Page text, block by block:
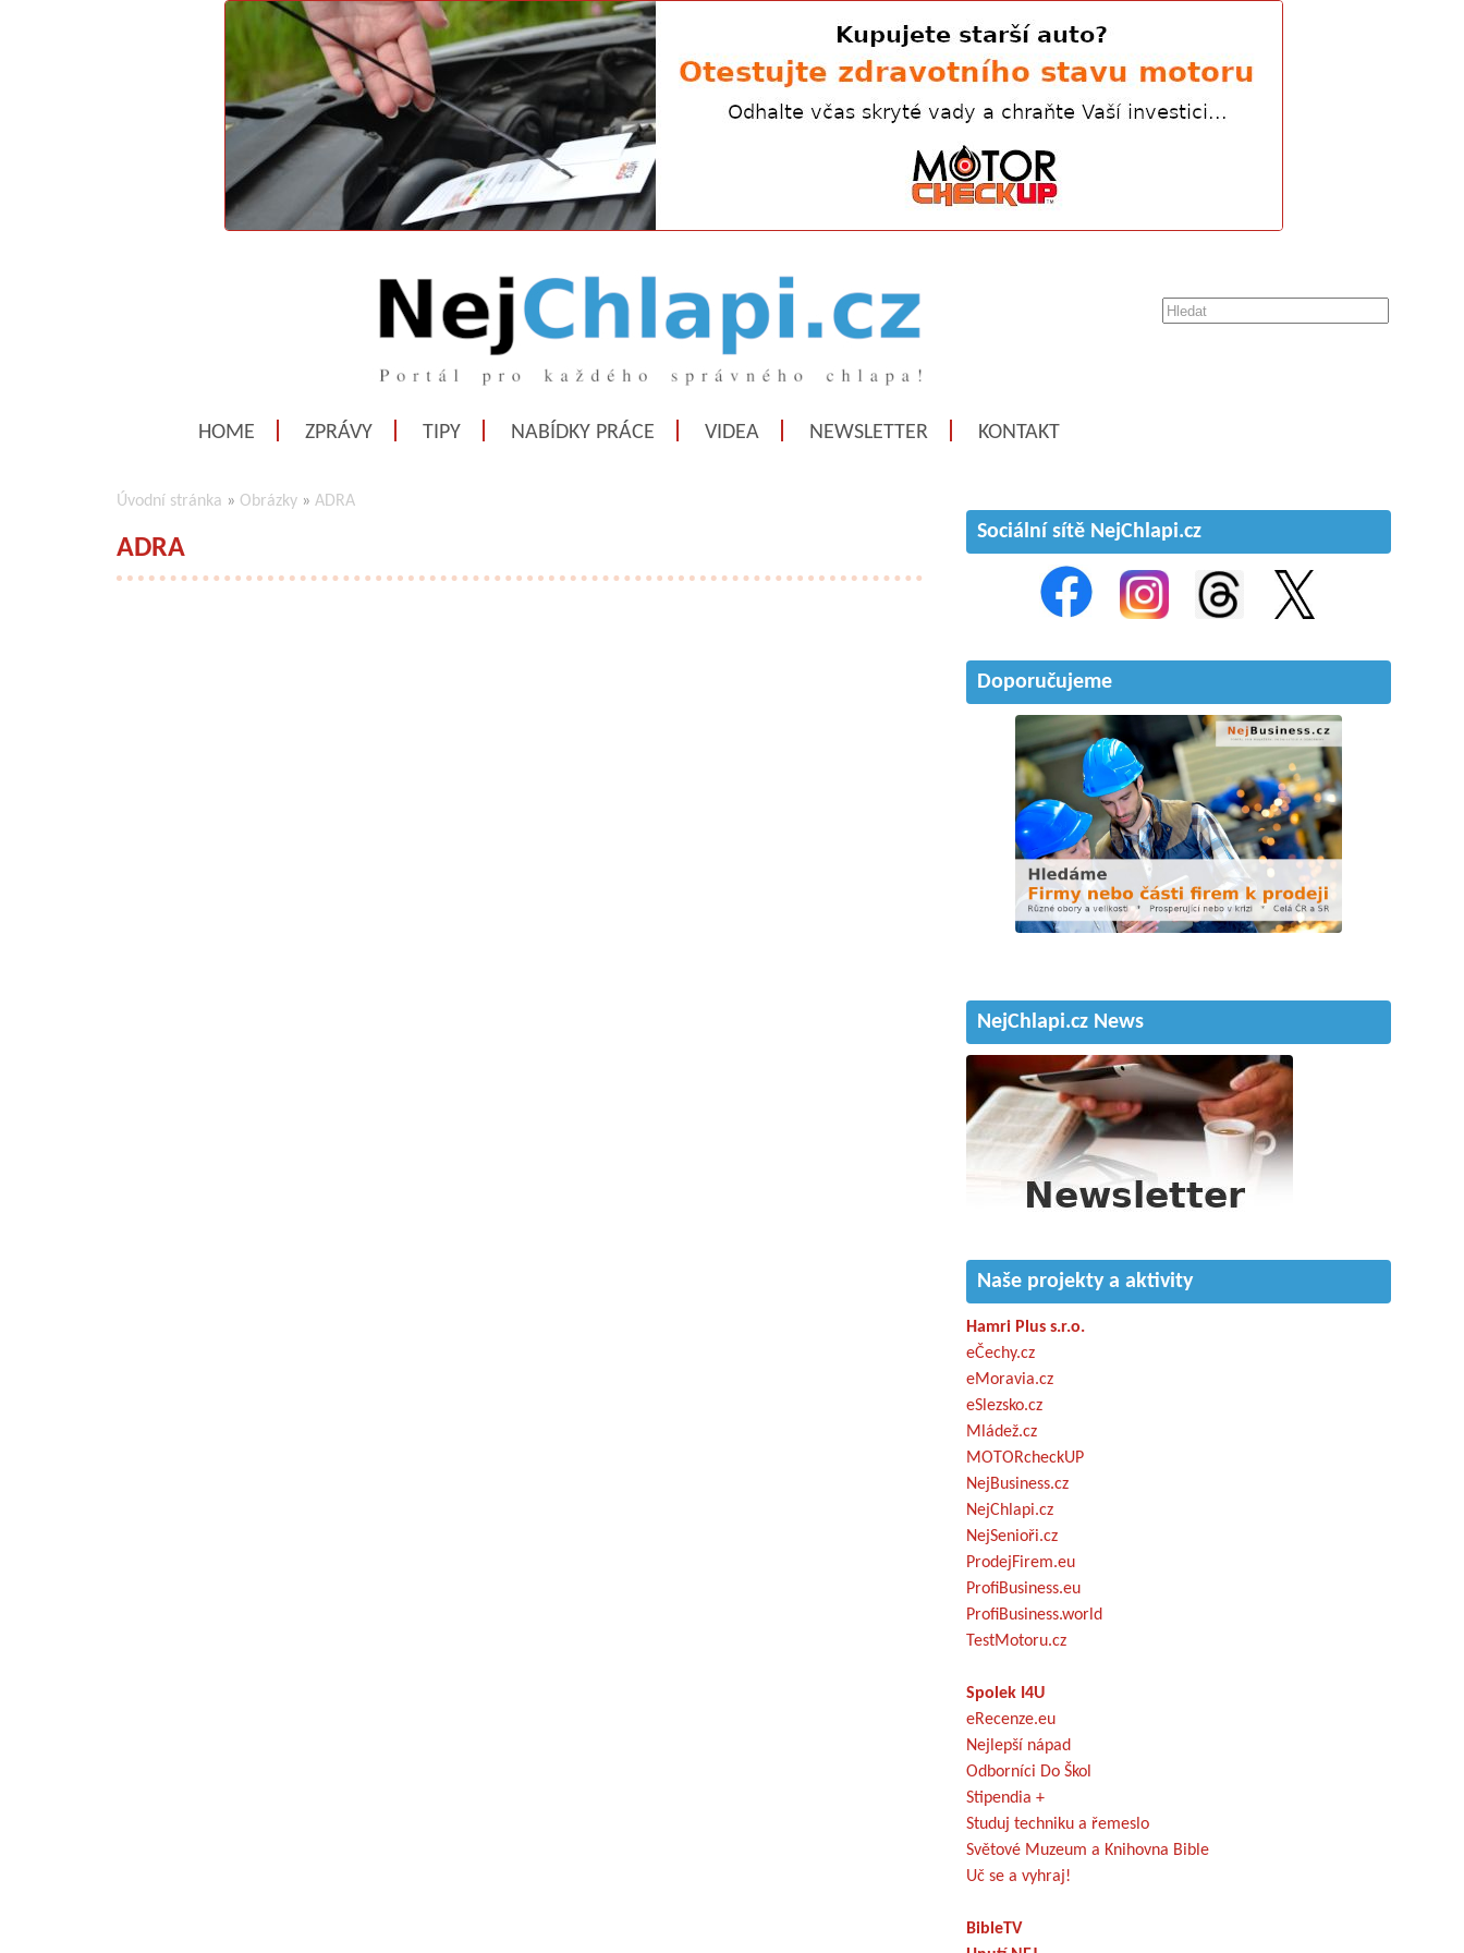
HOME ZPRÁVY TIPY NABÍDKY PRÁCE VIDEA NEWSLETTER KONTAKT
Úvodní stránka » Obrázky » ADRA
ADRA
Sociální sítě NejChlapi.cz
Doporučujeme
NejChlapi.cz News
Naše projekty a aktivity
Hamri Plus s.r.o.
eČechy.cz
eMoravia.cz
eSlezsko.cz
Mládež.cz
MOTORcheckUP
NejBusiness.cz
NejChlapi.cz
NejSenioři.cz
ProdejFirem.eu
ProfiBusiness.eu
ProfiBusiness.world
TestMotoru.cz
Spolek I4U
eRecenze.eu
Nejlepší nápad
Odborníci Do Škol
Stipendia +
Studuj techniku a řemeslo
Světové Muzeum a Knihovna Bible
Uč se a vyhraj!
BibleTV